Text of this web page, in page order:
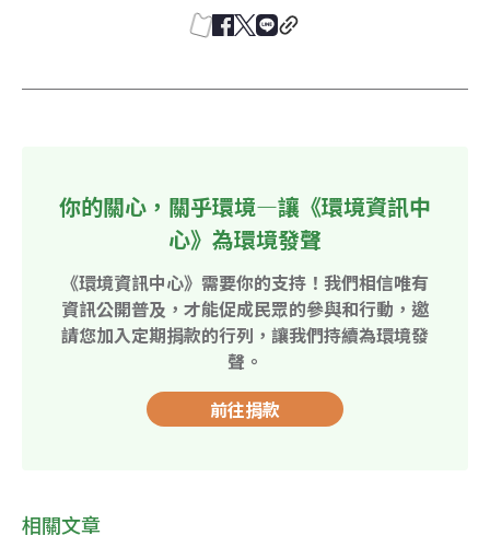
你的關心，關乎環境—讓《環境資訊中
心》為環境發聲
《環境資訊中心》需要你的支持！我們相信唯有
資訊公開普及，才能促成民眾的參與和行動，邀
請您加入定期捐款的行列，讓我們持續為環境發
聲。
前往捐款
相關文章